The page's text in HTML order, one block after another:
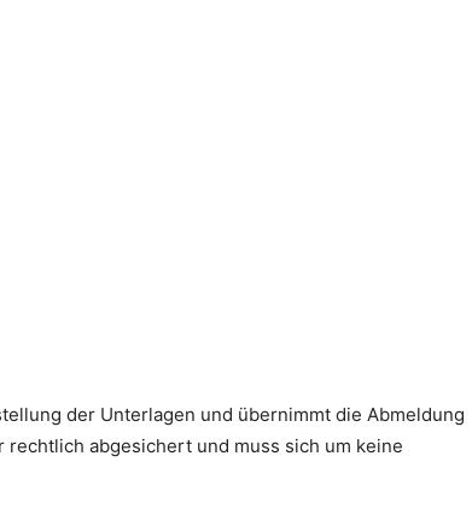
der Unterlagen und übernimmt die Abmeldung
abgesichert und muss sich um keine